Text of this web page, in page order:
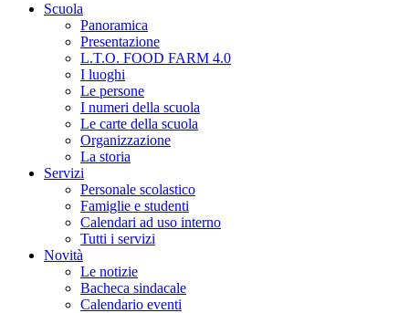
Scuola
Panoramica
Presentazione
L.T.O. FOOD FARM 4.0
I luoghi
Le persone
I numeri della scuola
Le carte della scuola
Organizzazione
La storia
Servizi
Personale scolastico
Famiglie e studenti
Calendari ad uso interno
Tutti i servizi
Novità
Le notizie
Bacheca sindacale
Calendario eventi